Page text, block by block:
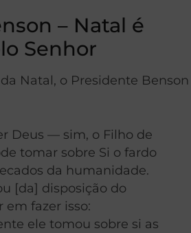
– Natal é
Senhor
Natal, o Presidente Benson
Deus — sim, o Filho de
tomar sobre Si o fardo
da humanidade.
[da] disposição do
em fazer isso:
ele tomou sobre si as